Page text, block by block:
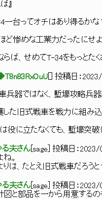
』
一台ってオチはあり得るかな
ど惨めな工業力だったにせよ
らば、せめてT-34をもっとたく
] 投稿日：
兵器ではなく、塹壕攻略兵器
した旧式戦車を戦力に組み込
役に立たなくても、塹壕突破
夫さん sage ] 投稿日： 2023/
。
りは、たとえ旧式戦車だろう
夫さん sage ] 投稿日： 2023/
と部品を一から用意するの